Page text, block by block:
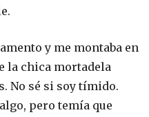
y me montaba en
la chica mortadela
No sé si soy tímido.
pero temía que